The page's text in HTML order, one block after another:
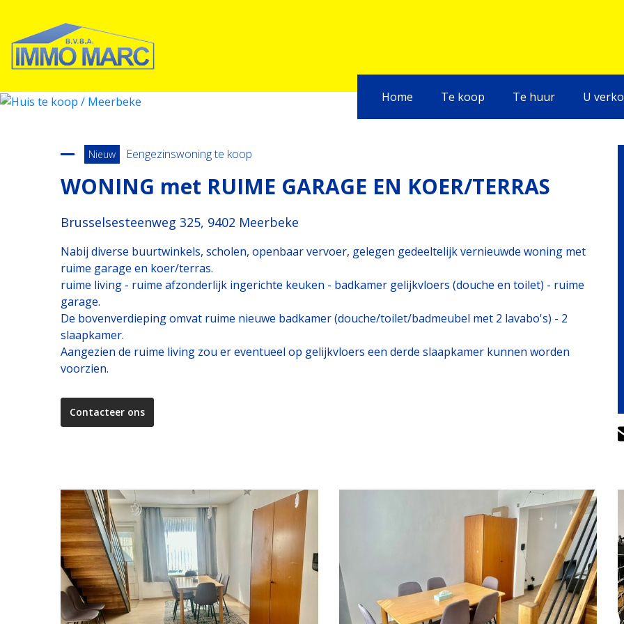
Home Te koop Te huur U
Terug naar overzicht
Nieuw Eengezinswoning te koop
WONING met RUIME GARAGE EN KOER/TERRAS
Brusselsesteenweg 325, 9402 Meerbeke
Nabij diverse buurtwinkels, scholen, openbaar vervoer, gelegen gedeeltelijk vernieuwde woning met
ruime garage en koer/terras.
ruime living - ruime afzonderlijk ingerichte keuken - badkamer gelijkvloers (douche en toilet) - ruime
garage.
De bovenverdieping omvat ruime nieuwe badkamer (douche/toilet/badmeubel met 2 lavabo's) - 2
slaapkamer.
Aangezien de ruime living zou er eventueel op gelijkvloers een derde slaapkamer kunnen worden
voorzien.
Contacteer ons